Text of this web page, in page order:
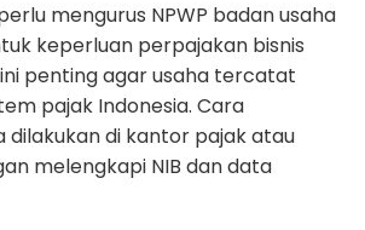
mengurus NPWP badan usaha
keperluan perpajakan bisnis
penting agar usaha tercatat
pajak Indonesia. Cara
di kantor pajak atau
melengkapi NIB dan data